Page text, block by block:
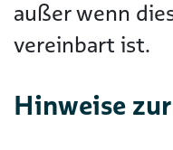
außer wenn
vereinbart ist.
Hinweise